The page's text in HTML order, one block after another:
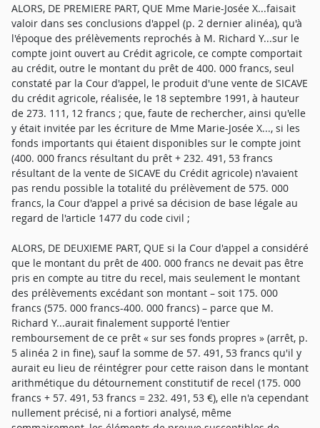
ALORS, DE PREMIERE PART, QUE Mme Marie-Josée X...faisait
valoir dans ses conclusions d'appel (p. 2 dernier alinéa), qu'à
l'époque des prélèvements reprochés à M. Richard Y...sur le
compte joint ouvert au Crédit agricole, ce compte comportait
au crédit, outre le montant du prêt de 400. 000 francs, seul
constaté par la Cour d'appel, le produit d'une vente de SICAVE
du crédit agricole, réalisée, le 18 septembre 1991, à hauteur
de 273. 111, 12 francs ; que, faute de rechercher, ainsi qu'elle
y était invitée par les écriture de Mme Marie-Josée X..., si les
fonds importants qui étaient disponibles sur le compte joint
(400. 000 francs résultant du prêt + 232. 491, 53 francs
résultant de la vente de SICAVE du Crédit agricole) n'avaient
pas rendu possible la totalité du prélèvement de 575. 000
francs, la Cour d'appel a privé sa décision de base légale au
regard de l'article 1477 du code civil ;
ALORS, DE DEUXIEME PART, QUE si la Cour d'appel a considéré
que le montant du prêt de 400. 000 francs ne devait pas être
pris en compte au titre du recel, mais seulement le montant
des prélèvements excédant son montant – soit 175. 000
francs (575. 000 francs-400. 000 francs) – parce que M.
Richard Y...aurait finalement supporté l'entier
remboursement de ce prêt « sur ses fonds propres » (arrêt, p.
5 alinéa 2 in fine), sauf la somme de 57. 491, 53 francs qu'il y
aurait eu lieu de réintégrer pour cette raison dans le montant
arithmétique du détournement constitutif de recel (175. 000
francs + 57. 491, 53 francs = 232. 491, 53 €), elle n'a cependant
nullement précisé, ni a fortiori analysé, même